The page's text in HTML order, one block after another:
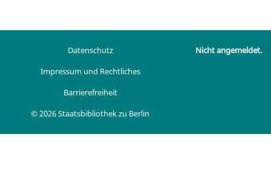
Datenschutz
Impressum und Rechtliches
Barrierefreiheit
© 2026 Staatsbibliothek zu Berlin
Nicht angemeldet.